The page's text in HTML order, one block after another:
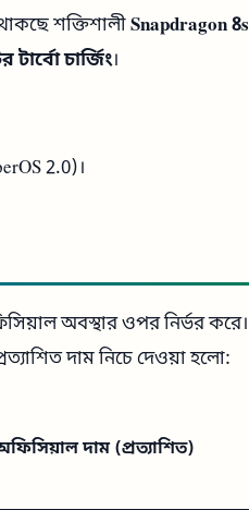
শক্তিশালীSnapdragon 8s
টার্বো চার্জিং।
2.0)।
অবস্থার ওপর নির্ভর করে।
দাম নিচে দেওয়া হলো:
দাম (প্রত্যাশিত)